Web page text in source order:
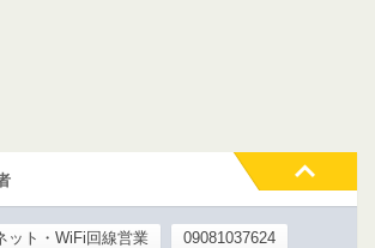
ット・WiFi回線営業 09081037624